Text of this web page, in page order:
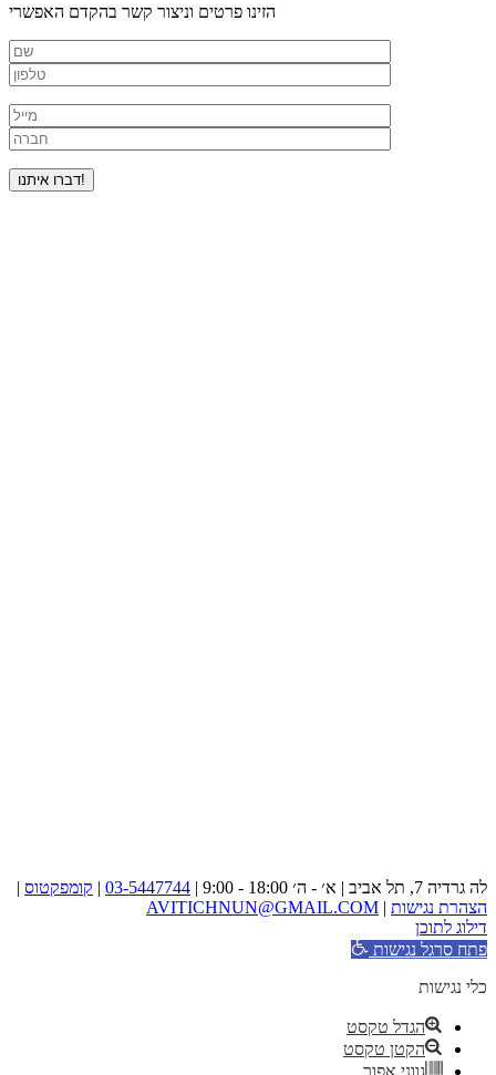
הזינו פרטים וניצור קשר בהקדם האפשרי
לה גרדיה 7, תל אביב | א׳ - ה׳ 18:00 - 9:00 | 03-5447744
| קומפקטוס |
הצהרת נגישות |
AVITICHNUN@GMAIL.COM
דילוג לתוכן
פתח סרגל נגישות
כלי נגישות
הגדל טקסט
הקטן טקסט
גווני אפור